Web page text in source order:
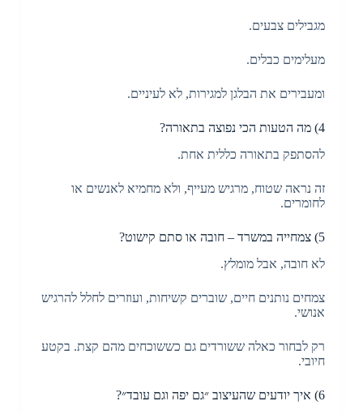
מגבילים צבעים.
מעלימים כבלים.
ומעבירים את הבלגן למגירות, לא לעיניים.
4) מה הטעות הכי נפוצה בתאורה?
להסתפק בתאורה כללית אחת.
זה נראה שטוח, מרגיש מעייף, ולא מחמיא לאנשים או
לחומרים.
5) צמחייה במשרד – חובה או סתם קישוט?
לא חובה, אבל מומלץ.
צמחים נותנים חיים, שוברים קשיחות, ועוזרים לחלל להרגיש
אנושי.
רק לבחור כאלה ששורדים גם כששוכחים מהם קצת. בקטע
חיובי.
6) איך יודעים שהעיצוב ״גם יפה וגם עובד״?